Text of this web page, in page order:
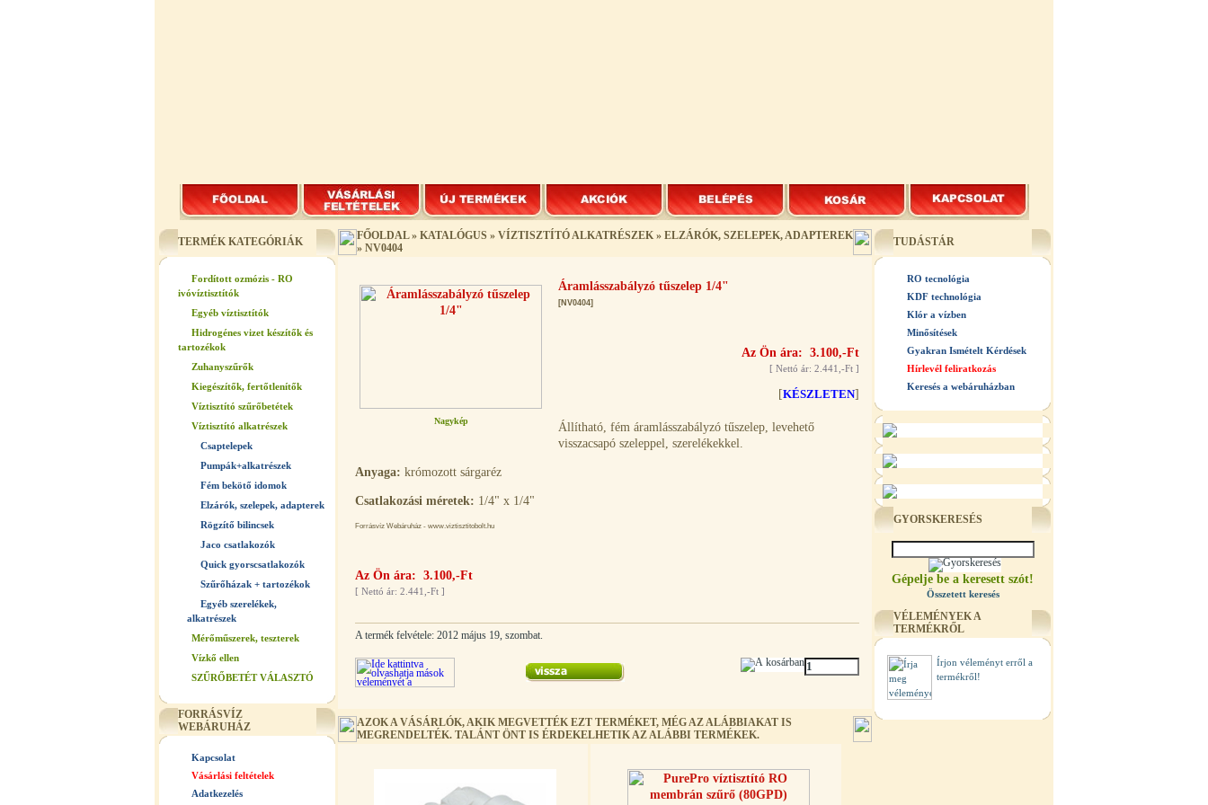
TERMÉK KATEGÓRIÁK
Fordított ozmózis - RO
ivóvíztisztítók
Egyéb víztisztítók
Hidrogénes vizet készítők és
tartozékok
Zuhanyszűrők
Kiegészítők, fertőtlenítők
Víztisztító szűrőbetétek
Víztisztító alkatrészek
Csaptelepek
Pumpák+alkatrészek
Fém bekötő idomok
Elzárók, szelepek, adapterek
Rögzítő bilincsek
Jaco csatlakozók
Quick gyorscsatlakozók
Szűrőházak + tartozékok
Egyéb szerelékek,
alkatrészek
Mérőműszerek, teszterek
Vízkő ellen
SZŰRŐBETÉT VÁLASZTÓ
FORRÁSVÍZ
WEBÁRUHÁZ
Kapcsolat
Vásárlási feltételek
Adatkezelés
FŐOLDAL» KATALÓGUS » VÍZTISZTÍTÓ ALKATRÉSZEK » ELZÁRÓK, SZELEPEK, ADAPTEREK
» NV0404
Nagykép
Áramlásszabályzó tűszelep 1/4"
[NV0404]
Az Ön ára: 3.100,-Ft
[ Nettó ár: 2.441,-Ft ]
[KÉSZLETEN]
Állítható, fém áramlásszabályzó tűszelep, levehető
visszacsapó szeleppel, szerelékekkel.
Anyaga: krómozott sárgaréz
Csatlakozási méretek: 1/4" x 1/4"
Forrásvíz Webáruház - www.viztisztitobolt.hu
Az Ön ára: 3.100,-Ft
[ Nettó ár: 2.441,-Ft ]
A termék felvétele: 2012 május 19, szombat.
AZOK A VÁSÁRLÓK, AKIK MEGVETTÉK EZT TERMÉKET, MÉG AZ ALÁBBIAKAT IS
MEGRENDELTÉK. TALÁNT ÖNT IS ÉRDEKELHETIK AZ ALÁBBI TERMÉKEK.
TUDÁSTÁR
RO tecnológia
KDF technológia
Klór a vízben
Minősítések
Gyakran Ismételt Kérdések
Hírlevél feliratkozás
Keresés a webáruházban
GYORSKERESÉS
Gépelje be a keresett szót!
Összetett keresés
VÉLEMÉNYEK A
TERMÉKRŐL
Írjon véleményt erről a
termékről!